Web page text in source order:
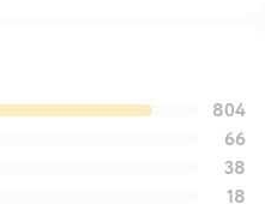
804
66
38
18